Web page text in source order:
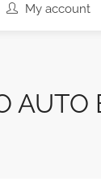
My account
AUTO